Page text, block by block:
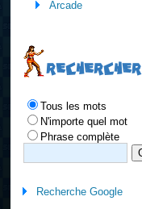
Arcade
RECHERCHER
Tous les mots
N'importe quel mot
Phrase complète
Recherche Google